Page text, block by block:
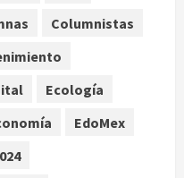
tras cuatro años de
bajo escrutinio
y EE.UU.
Columnistas
Ecología
EdoMex